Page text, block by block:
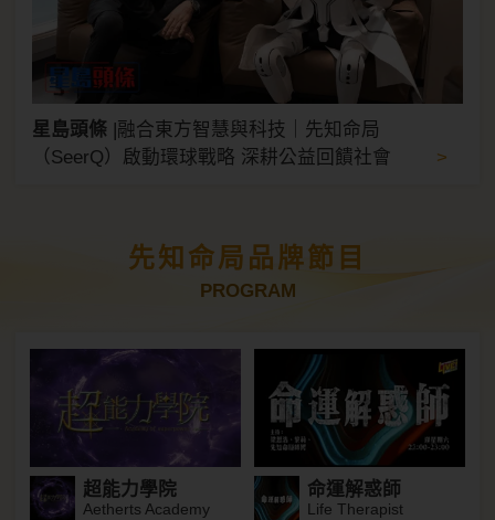
星島頭條| 融合東方智慧與科技｜先知命局
（SeerQ）啟動環球戰略 深耕公益回饋社會
>
先知命局品牌節目
PROGRAM
超能力學院
Aetherts Academy
命運解惑師
Life Therapist